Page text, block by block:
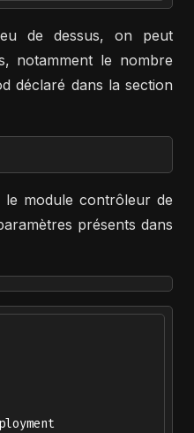
de dessus, on peut
notamment le nombre
déclaré dans la section
module contrôleur de
présents dans